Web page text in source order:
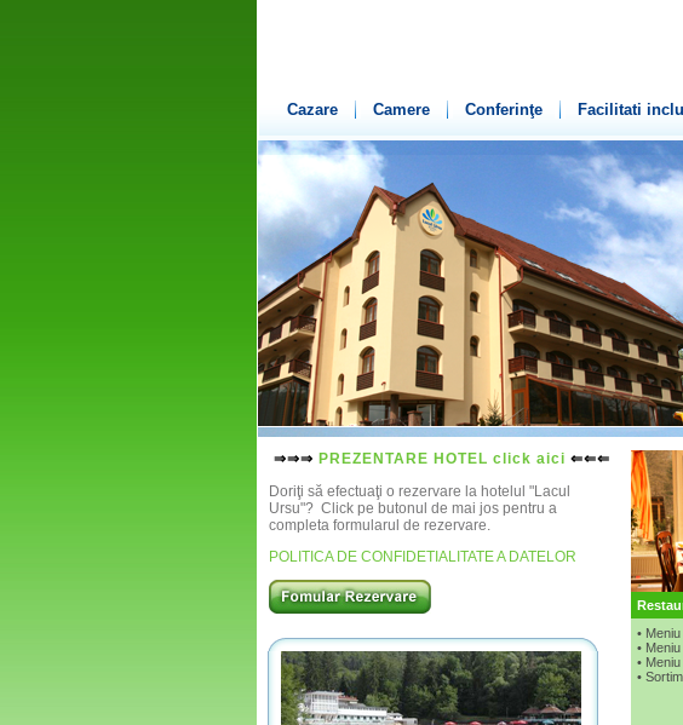
Cazare Camere Conferinţe Facilitati
⇒⇒⇒ PREZENTARE HOTEL click aici ⇐⇐⇐
Doriţi să efectuaţi o rezervare la hotelul "Lacul
Ursu"? Click pe butonul de mai jos pentru a
completa formularul de rezervare.
POLITICA DE CONFIDETIALITATE A DATELOR
•
•
•
•